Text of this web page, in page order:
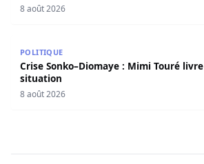
8 août 2026
POLITIQUE
Crise Sonko–Diomaye : Mimi Touré
situation
8 août 2026